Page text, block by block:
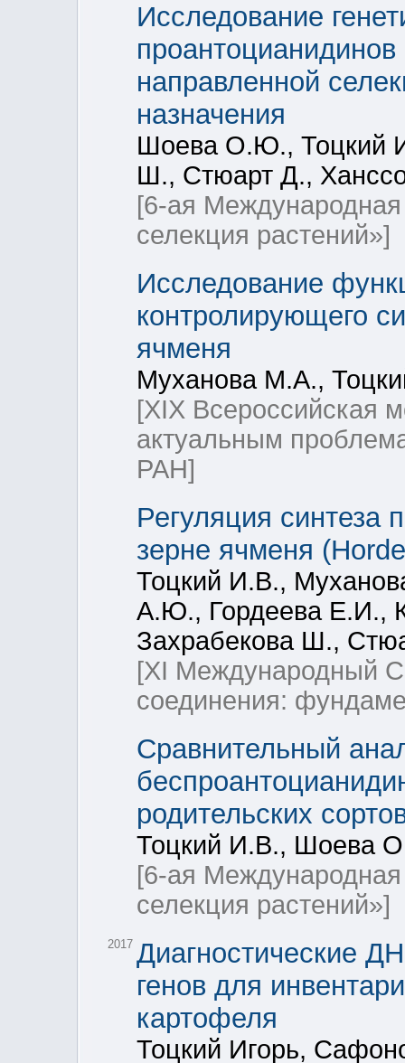
Исследование
направленной
назначения
Шоева О.Ю., Тоцкий
Ш., Стюарт Д.,
[6-ая
селекция растений»]
Исследование
контролирующего
ячменя
Муханова М.А.,
[XIX Всероссийская
актуальным
РАН]
Регуляция синтеза
зерне ячменя
Тоцкий И.В.,
А.Ю., Гордеева Е.И.,
Захрабекова Ш.,
[ХI Международный
соединения:
Сравнительный
родительских
Тоцкий И.В., Шоева
[6-ая
селекция растений»]
2017 Диагностические
генов для
картофеля
Тоцкий Игорь,